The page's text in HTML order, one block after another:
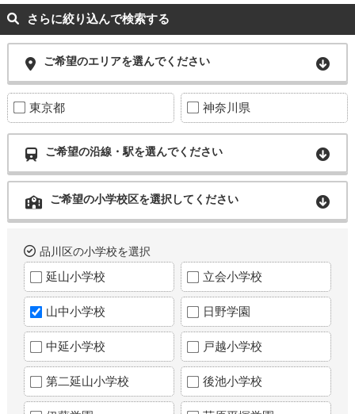
さらに絞り込んで検索する
ご希望のエリアを選んでください
東京都 神奈川県
ご希望の沿線・駅を選んでください
ご希望の小学校区を選択してください
品川区の小学校を選択
延山小学校 立会小学校
山中小学校 日野学園
中延小学校 戸越小学校
第二延山小学校 後池小学校